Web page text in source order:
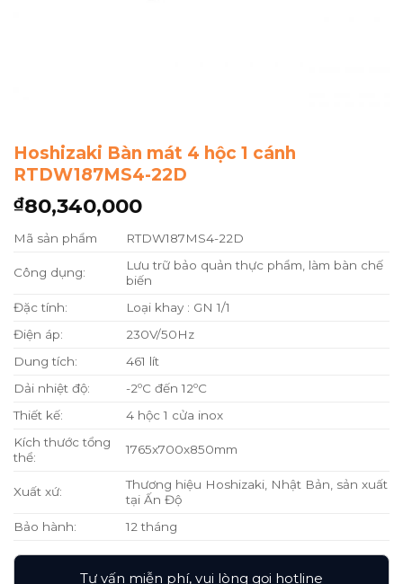
Hoshizaki Bàn mát 4 hộc 1 cánh
RTDW187MS4-22D
₫80,340,000
Mã sản phẩm RTDW187MS4-22D
Công dụng:
Lưu trữ bảo quản thực phẩm, làm bàn chế
biến
Đặc tính:
Loại khay : GN 1/1
Điện áp:
230V/50Hz
Dung tích:
461 lít
Dải nhiệt độ:
-2ºC đến 12ºC
Thiết kế:
4 hộc 1 cửa inox
Kích thước tổng
thể:
1765x700x850mm
Xuất xứ:
Thương hiệu Hoshizaki, Nhật Bản, sản xuất
tại Ấn Độ
Bảo hành:
12 tháng
Tư vấn miễn phí, vui lòng gọi hotline